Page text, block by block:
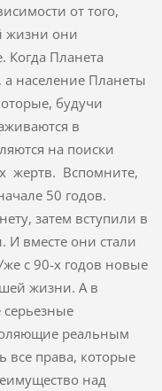
от того,
жизни они
Когда Планета
а население Планеты
будучи
в
на поиски
жертв. Вспомните,
50 годов.
затем вступили в
вместе они стали
с 90-х годов новые
жизни. А в
серьезные
реальным
права, которые
над